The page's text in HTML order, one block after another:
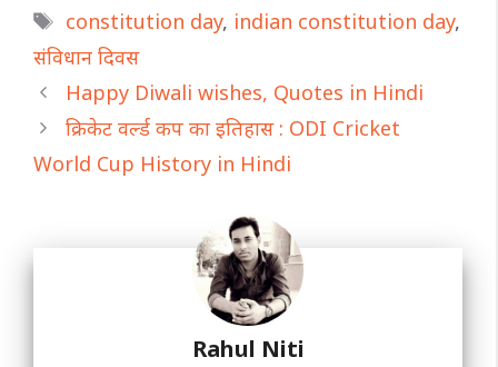
Tags
constitution day, indian constitution day,
संविधान दिवस
Happy Diwali wishes, Quotes in Hindi
क्रिकेट वर्ल्ड कप का इतिहास : ODI Cricket
World Cup History in Hindi
Rahul Niti